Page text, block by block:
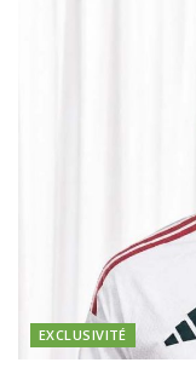
EXCLUSIVITÉ